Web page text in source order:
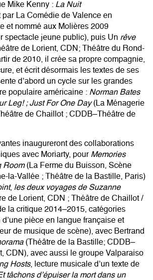
Mike Kenny : La Nuit
par La Comédie de Valence en
et nommé aux Molières 2009
spectacle jeune public), puis Un rêve
de Lorient, CDN; Théâtre du Rond-
de 2010, il crée sa propre compagnie,
et écrit désormais les textes de ses
d’abord un cycle sur les grandes
populaire américaine : Norman Bates
Leg! ; Just For One Day(La Ménagerie
de Chaillot ; CDDB–Théâtre de
inaugureront des collaborations
avec Moriarty, pour Memories
Room (La Ferme du Buisson, Scène
la-Vallée ; Théâtre de la Bastille, Paris)
, les deux voyages de Suzanne
de Lorient, CDN ; Théâtre de Chaillot /
la critique 2014–2015, catégories
pièce en langue française et
de musique de scène), avec Bertrand
(Théâtre de la Bastille; CDDB–
CDN), avec aussi le groupe Valparaiso
Hosts, lecture musicale d’un texte de
tâchons d’épuiser la mort dans un